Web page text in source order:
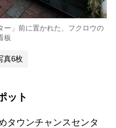
ー」前に置かれた、フクロウの
板
真6枚
ット
タウンチャンスセンタ